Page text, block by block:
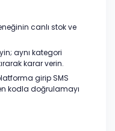
canlı stok ve
aynı kategori
karar verin.
girip SMS
kodla doğrulamayı